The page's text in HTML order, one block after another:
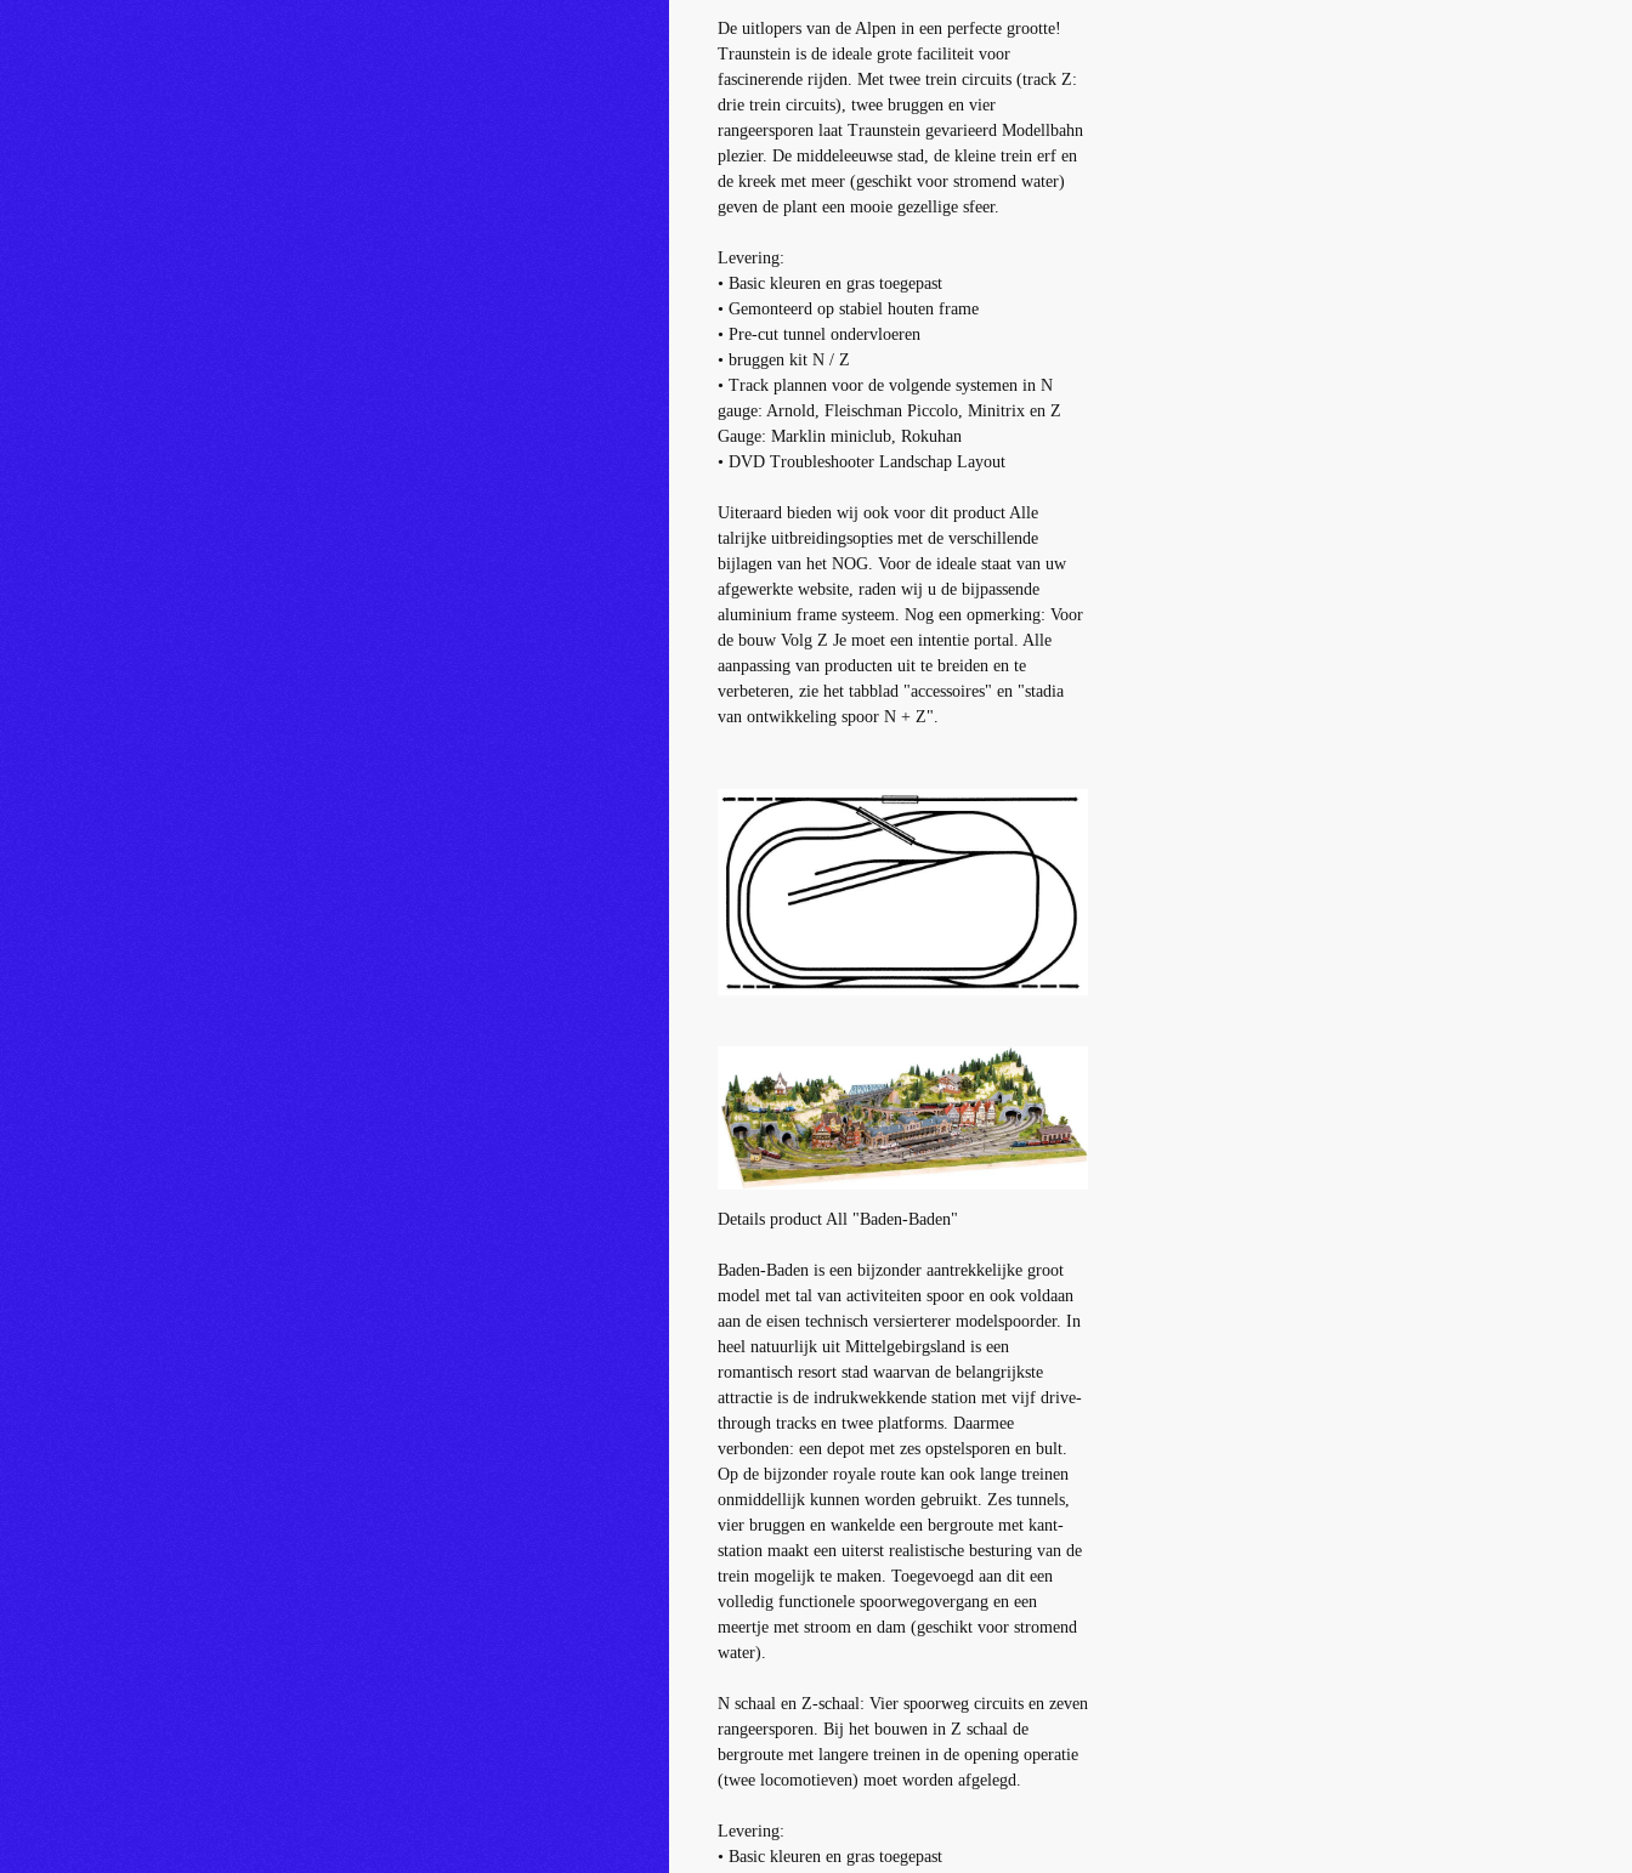
De uitlopers van de Alpen in een perfecte grootte!
Traunstein is de ideale grote faciliteit voor
fascinerende rijden.Met twee trein circuits (track Z:
drie trein circuits), twee bruggen en vier
rangeersporen laat Traunstein gevarieerd Modellbahn
plezier.De middeleeuwse stad, de kleine trein erf en
de kreek met meer (geschikt voor stromend water)
geven de plant een mooie gezellige sfeer.
Levering:
• Basic kleuren en gras toegepast
• Gemonteerd op stabiel houten frame
• Pre-cut tunnel ondervloeren
• bruggen kit N / Z
• Track plannen voor de volgende systemen in N
gauge: Arnold, Fleischman Piccolo, Minitrix en Z
Gauge: Marklin miniclub, Rokuhan
• DVD Troubleshooter Landschap Layout
Uiteraard bieden wij ook voor dit product Alle
talrijke uitbreidingsopties met de verschillende
bijlagen van het NOG.Voor de ideale staat van uw
afgewerkte website, raden wij u de bijpassende
aluminium frame systeem.Nog een opmerking: Voor
de bouw Volg Z Je moet een intentie portal.Alle
aanpassing van producten uit te breiden en te
verbeteren, zie het tabblad "accessoires" en "stadia
van ontwikkeling spoor N + Z".
Details product All "Baden-Baden"
Baden-Baden is een bijzonder aantrekkelijke groot
model met tal van activiteiten spoor en ook voldaan
aan de eisen technisch versierterer modelspoorder.In
heel natuurlijk uit Mittelgebirgsland is een
romantisch resort stad waarvan de belangrijkste
attractie is de indrukwekkende station met vijf drive-
through tracks en twee platforms.Daarmee
verbonden: een depot met zes opstelsporen en bult.
Op de bijzonder royale route kan ook lange treinen
onmiddellijk kunnen worden gebruikt.Zes tunnels,
vier bruggen en wankelde een bergroute met kant-
station maakt een uiterst realistische besturing van de
trein mogelijk te maken.Toegevoegd aan dit een
volledig functionele spoorwegovergang en een
meertje met stroom en dam (geschikt voor stromend
water).
N schaal en Z-schaal: Vier spoorweg circuits en zeven
rangeersporen.Bij het bouwen in Z schaal de
bergroute met langere treinen in de opening operatie
(twee locomotieven) moet worden afgelegd.
Levering:
• Basic kleuren en gras toegepast